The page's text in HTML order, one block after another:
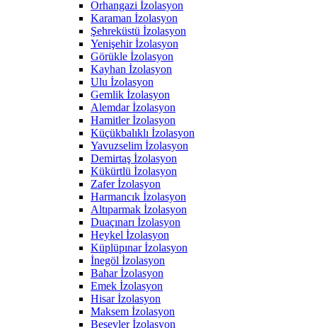
Orhangazi İzolasyon
Karaman İzolasyon
Şehreküstü İzolasyon
Yenişehir İzolasyon
Görükle İzolasyon
Kayhan İzolasyon
Ulu İzolasyon
Gemlik İzolasyon
Alemdar İzolasyon
Hamitler İzolasyon
Küçükbalıklı İzolasyon
Yavuzselim İzolasyon
Demirtaş İzolasyon
Kükürtlü İzolasyon
Zafer İzolasyon
Harmancık İzolasyon
Altıparmak İzolasyon
Duaçınarı İzolasyon
Heykel İzolasyon
Küplüpınar İzolasyon
İnegöl İzolasyon
Bahar İzolasyon
Emek İzolasyon
Hisar İzolasyon
Maksem İzolasyon
Beşevler İzolasyon